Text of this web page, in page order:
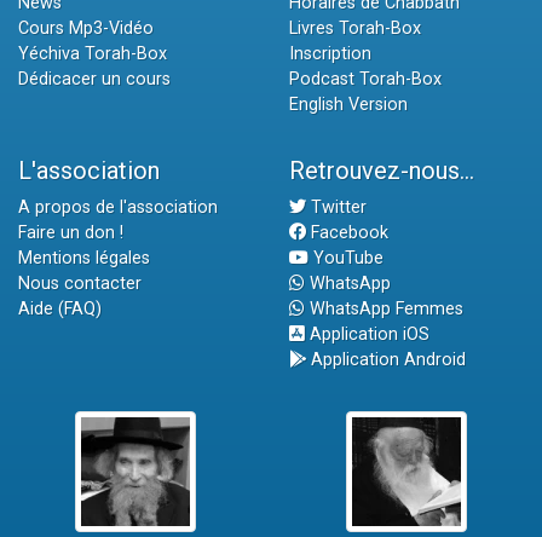
Cours Mp3-Vidéo
Yéchiva Torah-Box
Dédicacer un cours
Livres Torah-Box
Inscription
Podcast Torah-Box
English Version
L'association
A propos de l'association
Faire un don !
Mentions légales
Nous contacter
Aide (FAQ)
Retrouvez-nous...
Twitter
Facebook
YouTube
WhatsApp
WhatsApp Femmes
Application iOS
Application Android